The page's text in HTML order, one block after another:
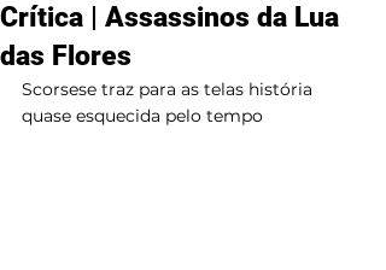
Crítica | Assassinos da Lua
das Flores
Scorsese traz para as telas história
quase esquecida pelo tempo